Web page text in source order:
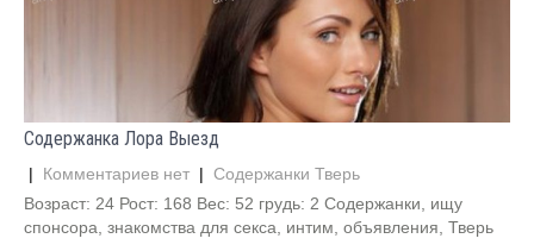
Содержанка Лора Выезд
| Комментариев нет | Содержанки Тверь
Возраст: 24 Рост: 168 Вес: 52 грудь: 2 Содержанки, ищу
спонсора, знакомства для секса, интим, объявления, Тверь